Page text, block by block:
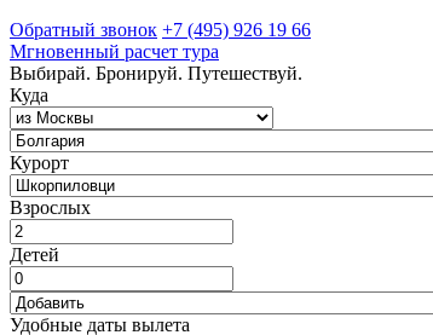
Обратный звонок +7 (495) 926 19 66
Мгновенный расчет тура
Выбирай. Бронируй. Путешествуй.
Куда
Курорт
Взрослых
Детей
Удобные даты вылета